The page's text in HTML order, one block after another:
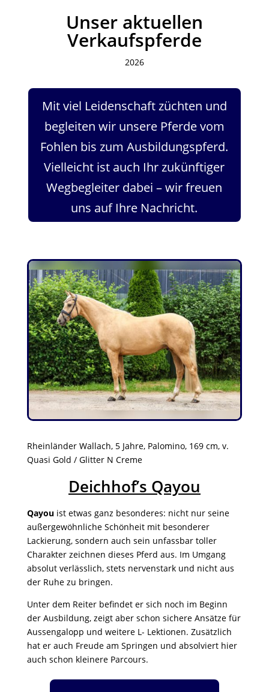
Unser aktuellen
Verkaufspferde
2026
Mit viel Leidenschaft züchten und
begleiten wir unsere Pferde vom
Fohlen bis zum Ausbildungspferd.
Vielleicht ist auch Ihr zukünftiger
Wegbegleiter dabei – wir freuen
uns auf Ihre Nachricht.
Rheinländer Wallach, 5 Jahre, Palomino, 169 cm, v.
Quasi Gold / Glitter N Creme
Deichhof’s Qayou
Qayouist etwas ganz besonderes: nicht nur seine
außergewöhnliche Schönheit mit besonderer
Lackierung, sondern auch sein unfassbar toller
Charakter zeichnen dieses Pferd aus. Im Umgang
absolut verlässlich, stets nervenstark und nicht aus
der Ruhe zu bringen.
Unter dem Reiter befindet er sich noch im Beginn
der Ausbildung, zeigt aber schon sichere Ansätze für
Aussengalopp und weitere L- Lektionen. Zusätzlich
hat er auch Freude am Springen und absolviert hier
auch schon kleinere Parcours.